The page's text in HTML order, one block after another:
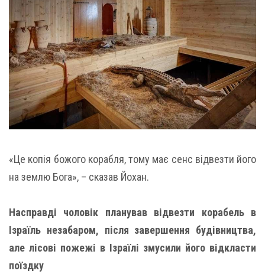
«Це копія божого корабля, тому має сенс відвезти його
на землю Бога», – сказав Йохан.
Насправді чоловік планував відвезти корабель в
Ізраїль незабаром, після завершення будівництва,
але лісові пожежі в Ізраїлі змусили його відкласти
поїздку